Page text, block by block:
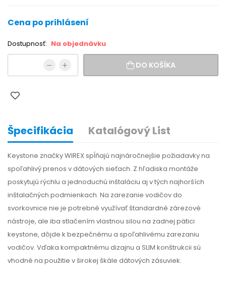
Cena po prihlásení
Dostupnosť: Na objednávku
DO KOŠÍKA
Špecifikácia Katalógový List
Keystone značky WIREX spĺňajú najnáročnejšie požiadavky na
spoľahlivý prenos v dátových sieťach. Z hľadiska montáže
poskytujú rýchlu a jednoduchú inštaláciu aj v tých najhorších
inštalačných podmienkach. Na zarezanie vodičov do
svorkovnice nie je potrebné využívať štandardné zárezové
nástroje, ale iba stlačením vlastnou silou na zadnej pätici
keystone, dôjde k bezpečnému a spoľahlivému zarezaniu
vodičov. Vďaka kompaktnému dizajnu a SLIM konštrukcii sú
vhodné na použitie v širokej škále dátových zásuviek.